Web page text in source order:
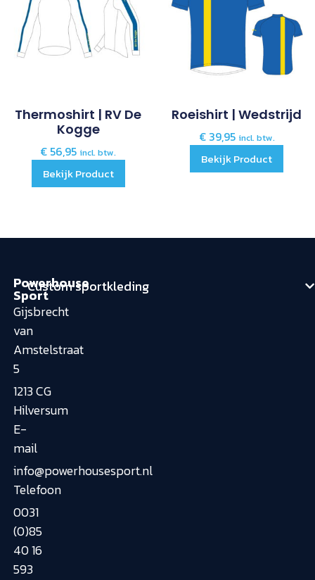
Thermoshirt | RV De
Kogge
€ 56,95 incl. btw.
Bekijk Product
Roeishirt | Wedstrijd
€39,95 incl. btw.
Bekijk Product
Powerhouse
Sport
Gijsbrecht
van
Amstelstraat
5
1213 CG
Hilversum
E-
mail
info@powerhousesport.nl
Telefoon
0031
(0)85
40 16
593
Custom sportkleding